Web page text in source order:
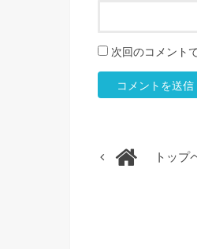
次回のコメント
トップ